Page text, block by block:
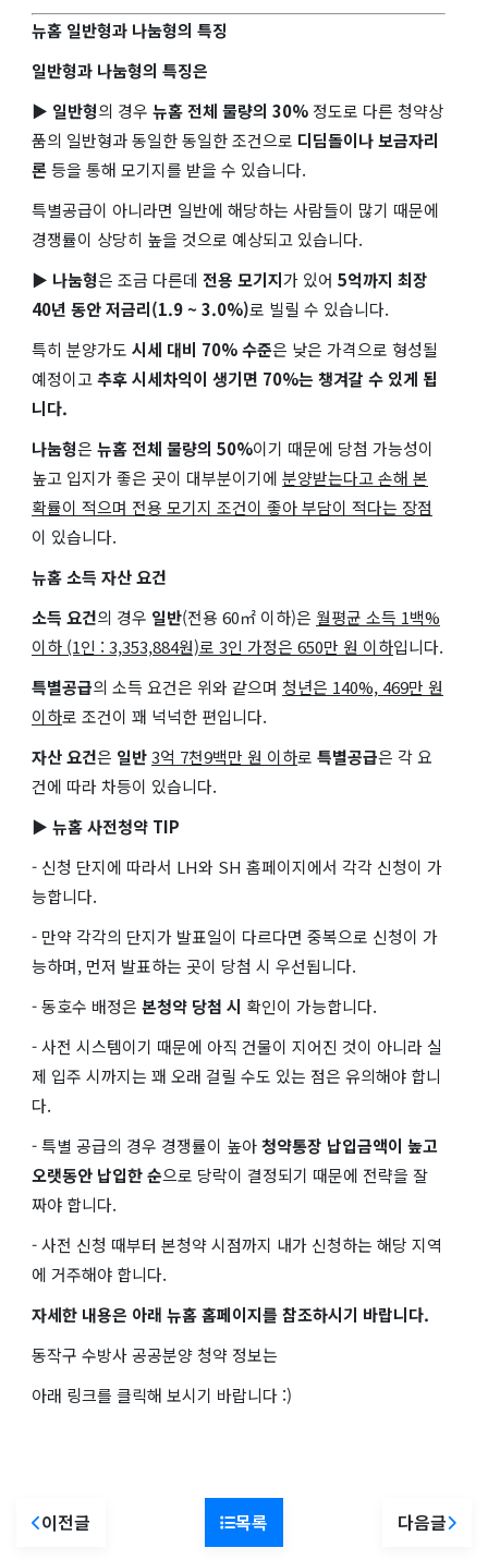
뉴홈 일반형과 나눔형의 특징
일반형과 나눔형의 특징은
▶ 일반형의 경우 뉴홈 전체 물량의 30% 정도로 다른 청약상
품의 일반형과 동일한 동일한 조건으로 디딤돌이나 보금자리
론등을 통해 모기지를 받을 수 있습니다.
특별공급이 아니라면 일반에 해당하는 사람들이 많기 때문에
경쟁률이 상당히 높을 것으로 예상되고 있습니다.
▶ 나눔형은 조금 다른데 전용 모기지가 있어 5억까지 최장
40년 동안 저금리(1.9 ~ 3.0%)로 빌릴 수 있습니다.
특히 분양가도 시세 대비 70% 수준은 낮은 가격으로 형성될
예정이고추후 시세차익이 생기면 70%는 챙겨갈 수 있게 됩
니다.
나눔형은 뉴홈 전체 물량의 50%이기 때문에 당첨 가능성이
높고 입지가 좋은 곳이 대부분이기에 분양받는다고 손해 본
확률이 적으며 전용 모기지 조건이 좋아 부담이 적다는 장점
이 있습니다.
뉴홈 소득 자산 요건
소득 요건의 경우 일반(전용 60㎡ 이하)은 월평균 소득 1백%
이하 (1인 : 3,353,884원)로 3인 가정은 650만 원 이하입니다.
특별공급의 소득 요건은 위와 같으며 청년은 140%, 469만 원
이하로 조건이 꽤 넉넉한 편입니다.
자산 요건은 일반3억 7천9백만 원 이하로 특별공급은 각 요
건에 따라 차등이 있습니다.
▶ 뉴홈 사전청약 TIP
- 신청 단지에 따라서 LH와 SH 홈페이지에서 각각 신청이 가
능합니다.
- 만약 각각의 단지가 발표일이 다르다면 중복으로 신청이 가
능하며, 먼저 발표하는 곳이 당첨 시 우선됩니다.
- 동호수 배정은 본청약 당첨 시 확인이 가능합니다.
- 사전 시스템이기 때문에 아직 건물이 지어진 것이 아니라 실
제 입주 시까지는 꽤 오래 걸릴 수도 있는 점은 유의해야 합니
다.
- 특별 공급의 경우 경쟁률이 높아청약통장 납입금액이 높고
오랫동안 납입한 순으로 당락이 결정되기 때문에 전략을 잘
짜야 합니다.
- 사전 신청 때부터 본청약 시점까지 내가 신청하는 해당 지역
에 거주해야 합니다.
자세한 내용은 아래 뉴홈 홈페이지를 참조하시기 바랍니다.
동작구 수방사 공공분양 청약 정보는
아래 링크를 클릭해 보시기 바랍니다 :)
이전글 목록 다음글